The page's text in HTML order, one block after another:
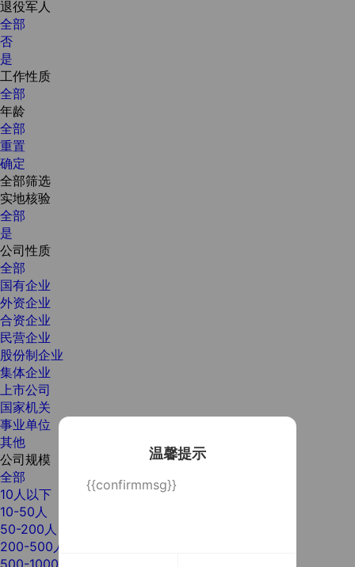
温馨提示
{{confirmmsg}}
退役军人
全部
否
是
工作性质
全部
年龄
全部
重置
确定
全部筛选
实地核验
全部
是
公司性质
全部
国有企业
外资企业
合资企业
民营企业
股份制企业
集体企业
上市公司
国家机关
事业单位
其他
公司规模
全部
10人以下
10-50人
50-200人
200-500人
500-1000人